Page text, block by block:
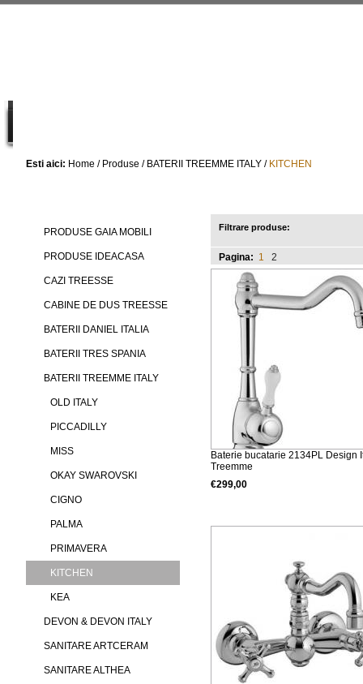
Esti aici: Home / Produse / BATERII TREEMME ITALY / KITCHEN
PRODUSE GAIA MOBILI
PRODUSE IDEACASA
CAZI TREESSE
CABINE DE DUS TREESSE
BATERII DANIEL ITALIA
BATERII TRES SPANIA
BATERII TREEMME ITALY
OLD ITALY
PICCADILLY
MISS
OKAY SWAROVSKI
CIGNO
PALMA
PRIMAVERA
KITCHEN
KEA
DEVON & DEVON ITALY
SANITARE ARTCERAM
SANITARE ALTHEA
Filtrare produse:
Pagina: 1 2
Baterie bucatarie 2134PL Design
Treemme
€299,00